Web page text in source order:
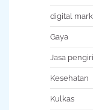
digital
Gaya
Jasa
Kesehatan
Kulkas